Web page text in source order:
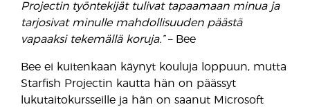
Projectin työntekijät tulivat tapaamaan minua ja
tarjosivat minulle mahdollisuuden päästä
vapaaksi tekemällä koruja.”– Bee
Bee ei kuitenkaan käynyt kouluja loppuun, mutta
Starfish Projectin kautta hän on päässyt
lukutaitokursseille ja hän on saanut Microsoft